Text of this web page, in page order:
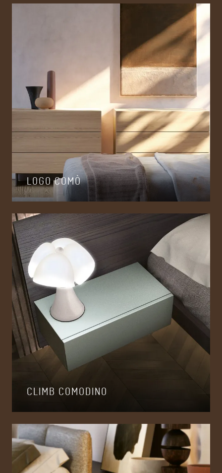
LOGO COMÒ
CLIMB COMODINO